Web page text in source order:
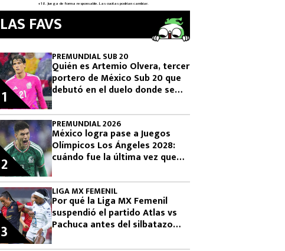
LAS FAVS
PREMUNDIAL SUB 20
Quién es Artemio Olvera, tercer
portero de México Sub 20 que
debutó en el duelo donde se
1
PREMUNDIAL 2026
México logra pase a Juegos
Olímpicos Los Ángeles 2028:
cuándo fue la última vez que
2
LIGA MX FEMENIL
Por qué la Liga MX Femenil
suspendió el partido Atlas vs
Pachuca antes del silbatazo
3